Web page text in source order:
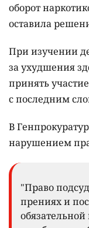
оборот
оставила
При изучении
за ухудшения
принять
с последним
В
нарушением
"Право
прениях и